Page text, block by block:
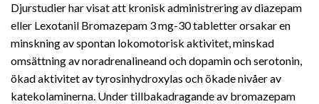
Djurstudier har visat att kronisk administrering av diazepam
eller Lexotanil Bromazepam 3 mg-30 tabletter orsakar en
minskning av spontan lokomotorisk aktivitet, minskad
omsättning av noradrenalineand och dopamin och serotonin,
ökad aktivitet av tyrosinhydroxylas och ökade nivåer av
katekolaminerna. Under tillbakadragande av bromazepam